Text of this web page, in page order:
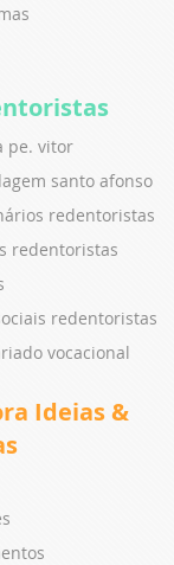
pe. vitor
santo afonso
redentoristas
redentoristas
redentoristas
vocacional
Ideias &